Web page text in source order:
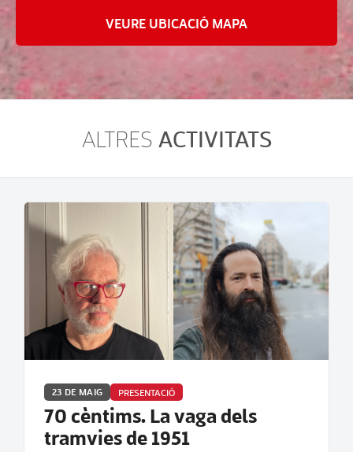
VEURE UBICACIÓ MAPA
ALTRES ACTIVITATS
23 DE MAIG PRESENTACIÓ
70 cèntims. La vaga dels
tramvies de 1951